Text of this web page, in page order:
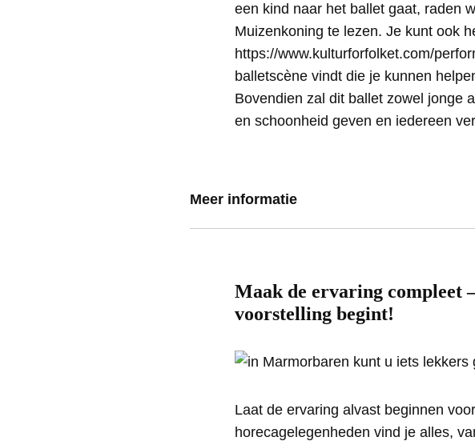
een kind naar het ballet gaat, raden
Muizenkoning te lezen. Je kunt ook
https://www.kulturforfolket.com/
balletscène vindt die je kunnen
Bovendien zal dit ballet zowel jonge
en schoonheid geven en iedereen
Meer informatie
Maak de ervaring compleet
voorstelling begint!
Laat de ervaring alvast beginnen
horecagelegenheden vind je alles,